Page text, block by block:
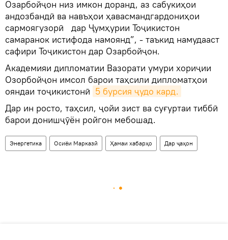
Озарбойҷон низ имкон доранд, аз сабукиҳои
андозбандӣ ва навъҳои ҳавасмандгардониҳои
сармоягузорӣ дар Ҷумҳурии Тоҷикистон
самаранок истифода намоянд”, - таъкид намудааст
сафири Тоҷикистон дар Озарбойҷон.
Академияи дипломатии Вазорати умури хориҷии
Озорбойҷон имсол барои таҳсили дипломатҳои
ояндаи тоҷикистонӣ 5 бурсия ҷудо кард.
Дар ин росто, таҳсил, ҷойи зист ва суғуртаи тиббӣ
барои донишҷӯён ройгон мебошад.
Энергетика Осиёи Марказӣ Ҳамаи хабарҳо Дар ҷаҳон